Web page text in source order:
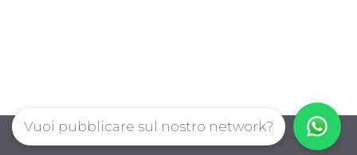
Vuoi pubblicare sul nostro network?